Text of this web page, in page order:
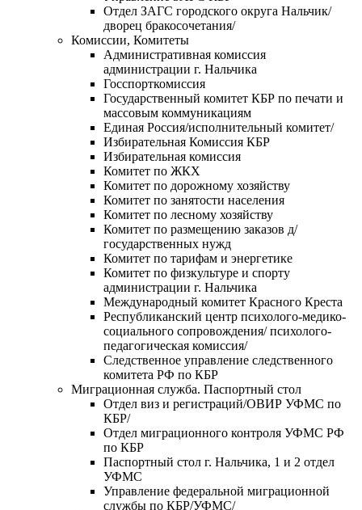
Отдел ЗАГС городского округа Нальчик/
дворец бракосочетания/
Комиссии, Комитеты
Административная комиссия
администрации г. Нальчика
Госспорткомиссия
Государственный комитет КБР по печати и
массовым коммуникациям
Единая Россия/исполнительный комитет/
Избирательная Комиссия КБР
Избирательная комиссия
Комитет по ЖКХ
Комитет по дорожному хозяйству
Комитет по занятости населения
Комитет по лесному хозяйству
Комитет по размещению заказов д/
государственных нужд
Комитет по тарифам и энергетике
Комитет по физкультуре и спорту
администрации г. Нальчика
Международный комитет Красного Креста
Республиканский центр психолого-медико-
социального сопровождения/ психолого-
педагогическая комиссия/
Следственное управление следственного
комитета РФ по КБР
Миграционная служба. Паспортный стол
Отдел виз и регистраций/ОВИР УФМС по
КБР/
Отдел миграционного контроля УФМС РФ
по КБР
Паспортный стол г. Нальчика, 1 и 2 отдел
УФМС
Управление федеральной миграционной
службы по КБР/УФМС/